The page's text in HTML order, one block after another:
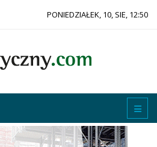
PONIEDZIAŁEK, 10, SIE, 12:50